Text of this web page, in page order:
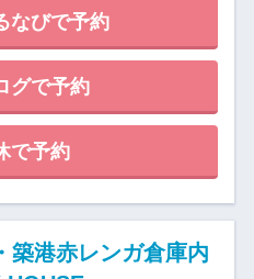
なびで予約
グで予約
で予約
築港赤レンガ倉庫内